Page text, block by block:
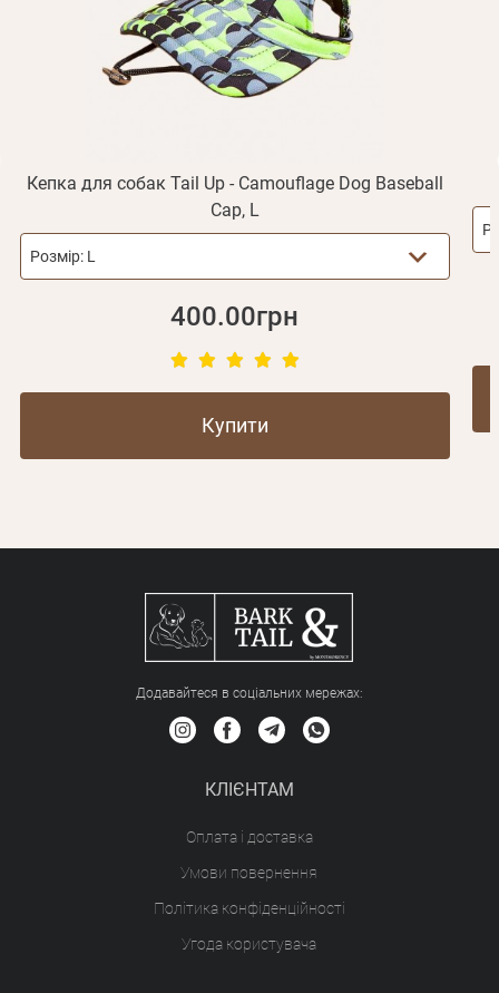
Кепка для собак Tail Up - Camouflage Dog Baseball
Cap, L
Розмір: L
400.00грн
Купити
Додавайтеся в соціальних мережах:
КЛІЄНТАМ
Оплата і доставка
Умови повернення
Політика конфіденційності
Угода користувача
Відправити
Реєстрація
або з допомогою
Згадали пароль?
Не прийшов лист?Повторити відправку